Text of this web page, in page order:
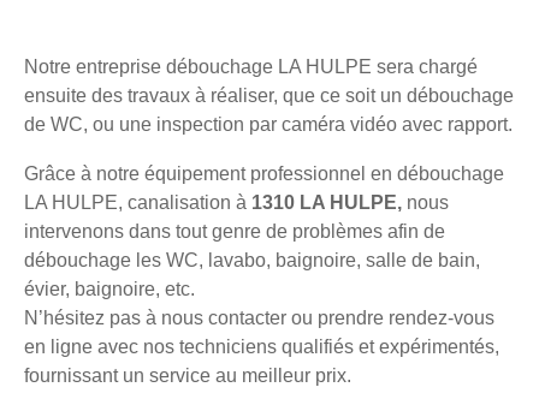
Notre entreprise débouchage LA HULPE sera chargé
ensuite des travaux à réaliser, que ce soit un débouchage
de WC, ou une inspection par caméra vidéo avec rapport.
Grâce à notre équipement professionnel en débouchage
LA HULPE, canalisation à 1310 LA HULPE, nous
intervenons dans tout genre de problèmes afin de
débouchage les WC, lavabo, baignoire, salle de bain,
évier, baignoire, etc.
N’hésitez pas à nous contacter ou prendre rendez-vous
en ligne avec nos techniciens qualifiés et expérimentés,
fournissant un service au meilleur prix.